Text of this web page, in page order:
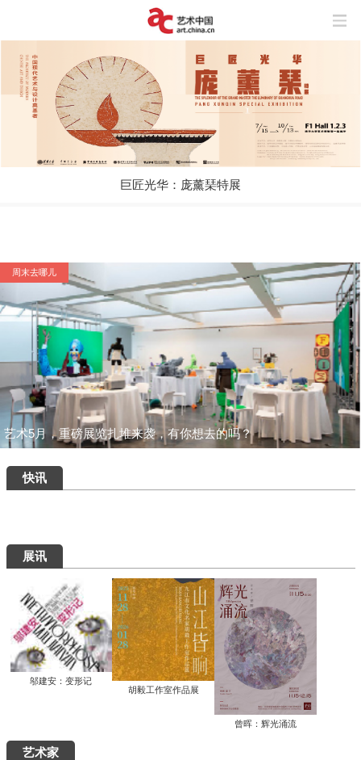
巨匠光华：庞薰琹特展
艺术5月，重磅展览扎堆来袭，有你想去的吗？
周末去哪儿
快讯
展讯
邬建安：变形记
胡毅工作室作品展
曾晖：辉光涌流
艺术家